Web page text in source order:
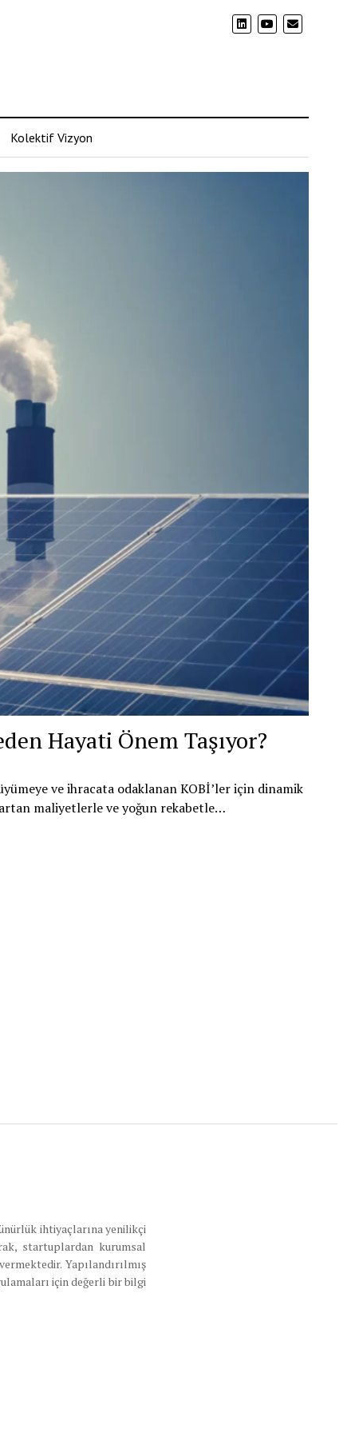
Kolektif Vizyon
Hayati Önem Taşıyor?
ve ihracata odaklanan KOBİ’ler için dinamik
maliyetlerle ve yoğun rekabetle…
ihtiyaçlarına yenilikçi
startuplardan kurumsal
Yapılandırılmış
için değerli bir bilgi